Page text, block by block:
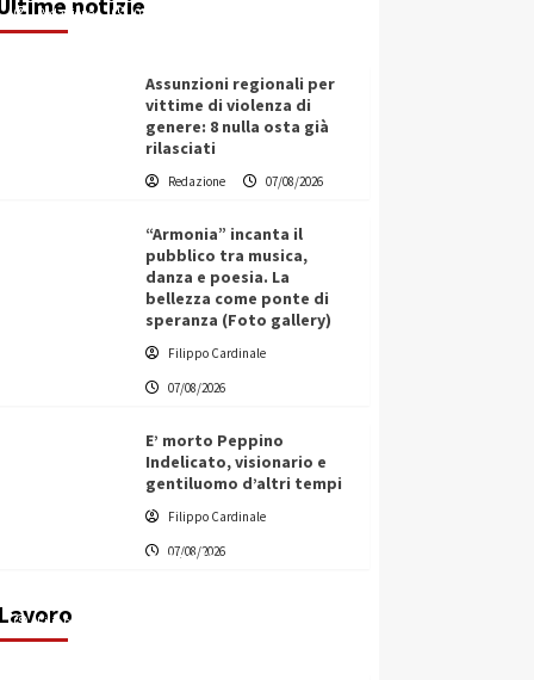
Redazione 07/08/2026
Assunzioni regionali per
vittime di violenza di
genere: 8 nulla osta già
rilasciati
Redazione 07/08/2026
“Armonia” incanta il
pubblico tra musica,
danza e poesia. La
bellezza come ponte di
speranza (Foto gallery)
Filippo Cardinale
07/08/2026
E’ morto Peppino
Indelicato, visionario e
gentiluomo d’altri tempi
Filippo Cardinale
07/08/2026
Lavoro
L’ingegnere saccense Buscarnera
partner chiave di un progetto
transnazionale per la transizione
Filippo Cardinale